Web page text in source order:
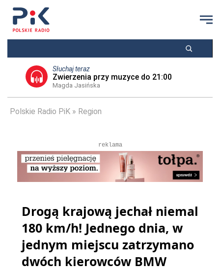
Słuchaj teraz
Zwierzenia przy muzyce do 21:00
Magda Jasińska
Polskie Radio PiK Region
reklama
Drogą krajową jechał niemal
180 km/h! Jednego dnia, w
jednym miejscu zatrzymano
dwóch kierowców BMW